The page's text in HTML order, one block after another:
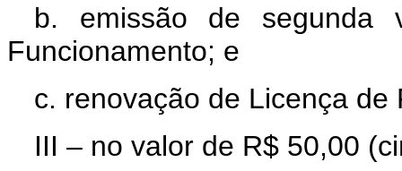
b. emissão de segunda
Funcionamento; e
c. renovação de Licença de
III – no valor de R$ 50,00